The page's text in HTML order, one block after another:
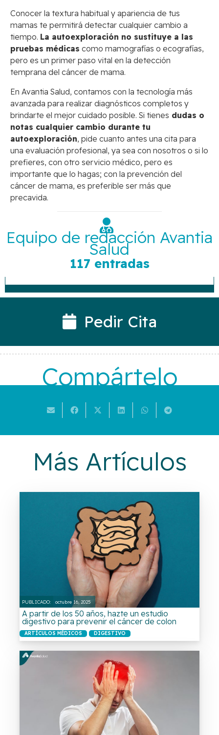
Conocer la textura habitual y apariencia de tus
mamas te permitirá detectar cualquier cambio a
tiempo. La autoexploración no sustituye a las
pruebas médicas como mamografías o ecografías,
pero es un primer paso vital en la detección
temprana del cáncer de mama.
En Avantia Salud, contamos con la tecnología más
avanzada para realizar diagnósticos completos y
brindarte el mejor cuidado posible. Si tienes dudas o
notas cualquier cambio durante tu
autoexploración, pide cuanto antes una cita para
una evaluación profesional, ya sea con nosotros o si lo
prefieres, con otro servicio médico, pero es
importante que lo hagas; con la prevención del
cáncer de mama, es preferible ser más que
precavida.
Equipo de redacción Avantia
Salud
117 entradas
Pedir Cita
Compártelo
Más Artículos
PUBLICADO: octubre 16, 2025
A partir de los 50 años, hazte un estudio
digestivo para prevenir el cáncer de colon
ARTÍCULOS MÉDICOS DIGESTIVO